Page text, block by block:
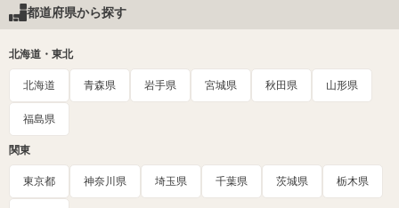
都道府県から探す
北海道・東北
北海道 青森県 岩手県 宮城県 秋田県 山形県
福島県
関東
東京都 神奈川県 埼玉県 千葉県 茨城県 栃木県